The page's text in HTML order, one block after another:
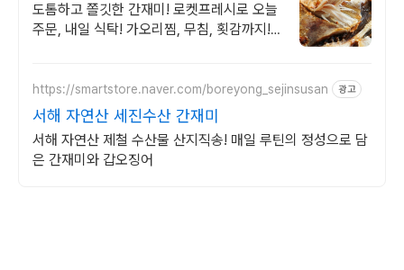
도톰하고 쫄깃한 간재미! 로켓프레시로 오늘
주문, 내일 식탁! 가오리찜, 무침, 횟감까지!
https://smartstore.naver.com/boreyong_sejinsusan 광고
서해 자연산 세진수산 간재미
서해 자연산 제철 수산물 산지직송! 매일 루틴의 정성으로 담
은 간재미와 갑오징어